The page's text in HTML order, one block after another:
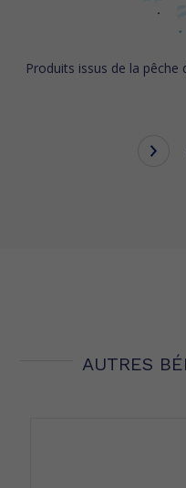
Produits issus de la pêche
AUTRES